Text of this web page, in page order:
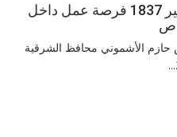
محافظ الشرقية:يعلن عن توفير 1837 فرصة عمل داخل
الأشموني محافظ الشرقية